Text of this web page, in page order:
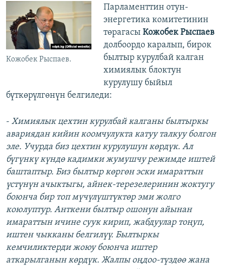
Кожобек Рыспаев.
Парламенттин отун-
энергетика комитетинин
төрагасы Кожобек Рыспаев
долбоордо каралып, бирок
былтыр курулбай калган
химиялык блоктун
курулушу быйыл
бүткөрүлгөнүн белгиледи:
- Химиялык цехтин курулбай калганы былтыркы
авариядан кийин коомчулукта катуу талкуу болгон
эле. Учурда биз цехтин курулушун көрдүк. Ал
бүгүнкү күндө кадимки жумушчу режимде иштей
баштаптыр. Биз былтыр көргөн эски имараттын
үстүнүн ачыктыгы, айнек-терезелеринин жоктугу
боюнча бир топ мүчүлүштүктөр эми жолго
коюлуптур. Анткени былтыр ошонун айынан
имараттын ичине суук кирип, жабдуулар тоңуп,
иштен чыкканы белгилүү. Былтыркы
кемчиликтерди жоюу боюнча иштер
аткарылганын көрдүк. Жалпы оңдоо-түздөө жана